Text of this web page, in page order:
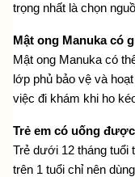
trọng nhất là chọn
Mật ong Manuka có
Mật ong Manuka có
lớp phủ bảo vệ và
việc đi khám khi ho
Trẻ em có uống
Trẻ dưới 12 tháng tuổi
trên 1 tuổi chỉ nên